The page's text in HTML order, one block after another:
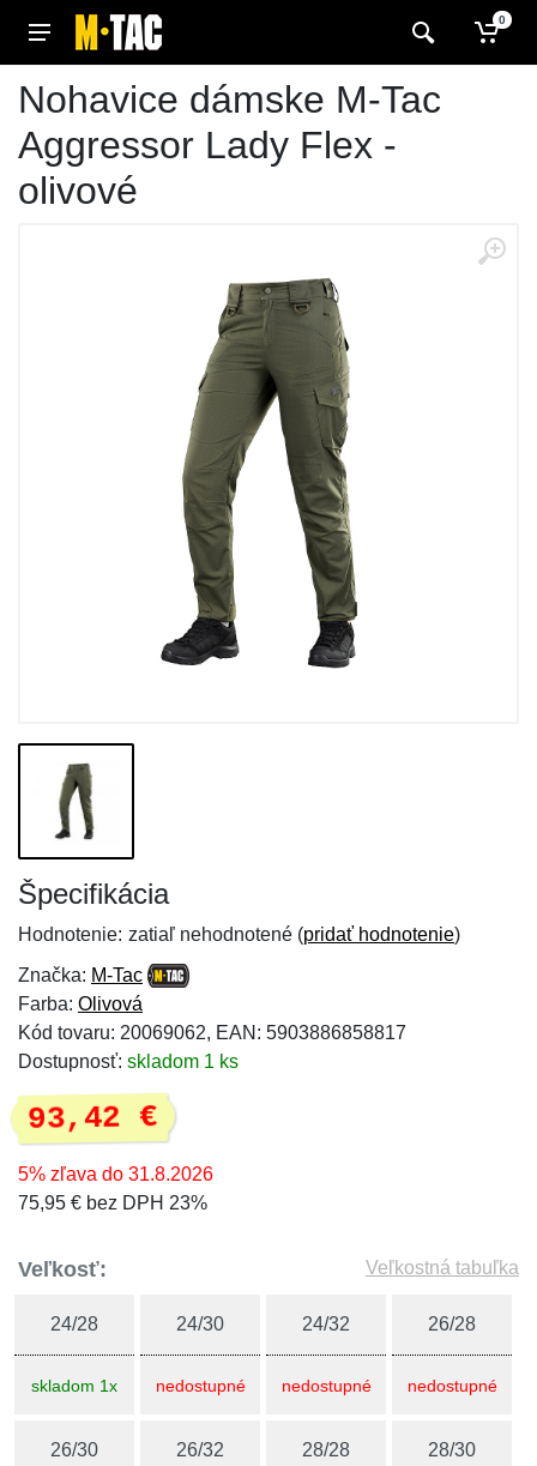
0
Nohavice dámske M-Tac
Aggressor Lady Flex -
olivové
Špecifikácia
Hodnotenie: zatiaľ nehodnotené (pridať hodnotenie)
Značka: M-Tac
Farba: Olivová
Kód tovaru: 20069062, EAN: 5903886858817
Dostupnosť: skladom 1 ks
93,42 €
5% zľava do 31.8.2026
75,95 € bez DPH 23%
Veľkosť: Veľkostná tabuľka
24/28
skladom 1x
24/30
nedostupné
24/32
nedostupné
26/28
nedostupné
26/30 26/32 28/28 28/30